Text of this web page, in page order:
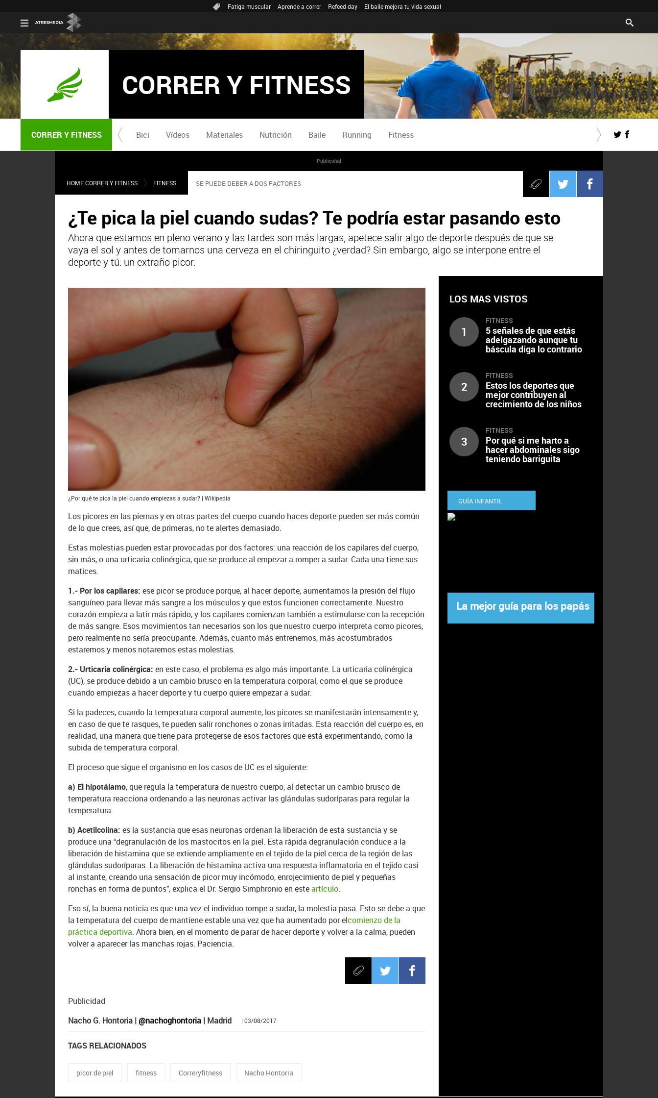
Fatiga muscular Aprende a correr Refeed day El baile mejora tu vida sexual
CORRER Y FITNESS
CORRER Y FITNESS Bici Vídeos Materiales Nutrición Baile Running Fitness
Publicidad
HOME CORRER Y FITNESS FITNESS SE PUEDE DEBER A DOS FACTORES
¿Te pica la piel cuando sudas? Te podría estar pasando esto
Ahora que estamos en pleno verano y las tardes son más largas, apetece salir algo de deporte después de que se
vaya el sol y antes de tomarnos una cerveza en el chiringuito ¿verdad? Sin embargo, algo se interpone entre el
deporte y tú: un extraño picor.
¿Por qué te pica la piel cuando empiezas a sudar? | Wikipedia
Los picores en las piernas y en otras partes del cuerpo cuando haces deporte pueden ser más común
de lo que crees, así que, de primeras, no te alertes demasiado.
Estas molestias pueden estar provocadas por dos factores: una reacción de los capilares del cuerpo,
sin más, o una urticaria colinérgica, que se produce al empezar a romper a sudar. Cada una tiene sus
matices.
1.- Por los capilares:ese picor se produce porque, al hacer deporte, aumentamos la presión del flujo
sanguíneo para llevar más sangre a los músculos y que estos funcionen correctamente. Nuestro
corazón empieza a latir más rápido, y los capilares comienzan también a estimularse con la recepción
de más sangre. Esos movimientos tan necesarios son los que nuestro cuerpo interpreta como picores,
pero realmente no sería preocupante. Además, cuanto más entrenemos, más acostumbrados
estaremos y menos notaremos estas molestias.
2.- Urticaria colinérgica: en este caso, el problema es algo más importante. La urticaria colinérgica
(UC), se produce debido a un cambio brusco en la temperatura corporal, como el que se produce
cuando empiezas a hacer deporte y tu cuerpo quiere empezar a sudar.
Si la padeces, cuando la temperatura corporal aumente, los picores se manifestarán intensamente y,
en caso de que te rasques, te pueden salir ronchones o zonas irritadas. Esta reacción del cuerpo es, en
realidad, una manera que tiene para protegerse de esos factores que está experimentando, como la
subida de temperatura corporal.
El proceso que sigue el organismo en los casos de UC es el siguiente:
a) El hipotálamo, que regula la temperatura de nuestro cuerpo, al detectar un cambio brusco de
temperatura reacciona ordenando a las neuronas activar las glándulas sudoríparas para regular la
temperatura.
b) Acetilcolina:es la sustancia que esas neuronas ordenan la liberación de esta sustancia y se
produce una “degranulación de los mastocitos en la piel. Esta rápida degranulación conduce a la
liberación de histamina que se extiende ampliamente en el tejido de la piel cerca de la región de las
glándulas sudoríparas. La liberación de histamina activa una respuesta inflamatoria en el tejido casi
al instante, creando una sensación de picor muy incómodo, enrojecimiento de piel y pequeñas
ronchas en forma de puntos”, explica el Dr. Sergio Simphronio en esteartículo.
Eso sí, la buena noticia es que una vez el individuo rompe a sudar, la molestia pasa. Esto se debe a que
la temperatura del cuerpo de mantiene estable una vez que ha aumentado por elcomienzo de la
práctica deportiva. Ahora bien, en el momento de parar de hacer deporte y volver a la calma, pueden
volver a aparecer las manchas rojas. Paciencia.
Publicidad
Nacho G. Hontoria |@nachoghontoria | Madrid | 03/08/2017
TAGS RELACIONADOS
picor de piel fitness Correryfitness Nacho Hontoria
LOS MAS VISTOS
1
FITNESS
5 señales de que estás
adelgazando aunque tu
báscula diga lo contrario
2
FITNESS
Estos los deportes que
mejor contribuyen al
crecimiento de los niños
3
FITNESS
Por qué si me harto a
hacer abdominales sigo
teniendo barriguita
GUÍA INFANTIL
La mejor guía para los papás